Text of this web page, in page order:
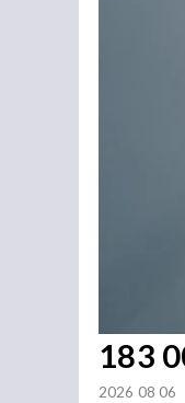
183
2026 08 06